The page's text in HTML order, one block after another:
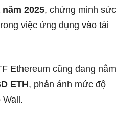
2025, chứng minh sức
việc ứng dụng vào tài
Ethereum cũng đang nắm
ETH, phản ánh mức độ